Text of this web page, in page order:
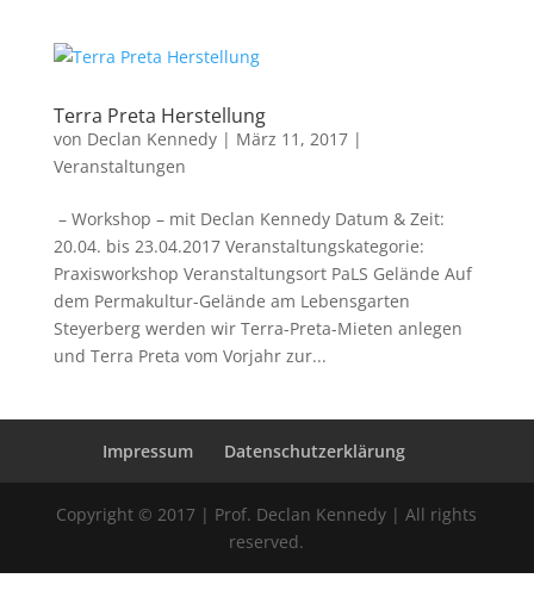
Terra Preta Herstellung
von Declan Kennedy| März 11, 2017|
Veranstaltungen
– Workshop – mit Declan Kennedy Datum & Zeit:
20.04. bis 23.04.2017 Veranstaltungskategorie:
Praxisworkshop Veranstaltungsort PaLS Gelände Auf
dem Permakultur-Gelände am Lebensgarten
Steyerberg werden wir Terra-Preta-Mieten anlegen
und Terra Preta vom Vorjahr zur...
Impressum Datenschutzerklärung
Copyright © 2017 | Prof. Declan Kennedy | All rights
reserved.